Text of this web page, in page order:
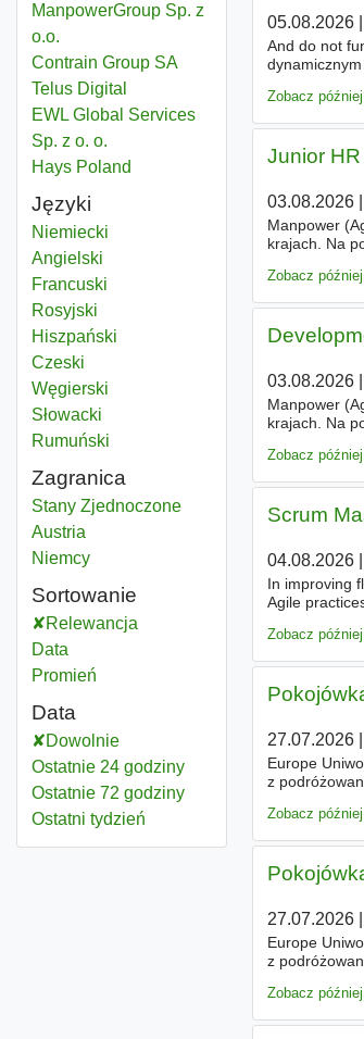
ManpowerGroup Sp. z
o.o.
Contrain Group SA
Telus Digital
EWL Global Services
Sp. z o. o.
Hays Poland
Języki
Niemiecki
Angielski
Francuski
Rosyjski
Hiszpański
Czeski
Węgierski
Słowacki
Rumuński
Zagranica
Pośrednik w obrocie nieruchomościami
Stany Zjednoczone
Pośrednik w obrocie nieruchomościami
Austria
Pośrednik w obrocie nieruchomościami
Niemcy
Sortowanie
Relewancja
Data
Promień
Data
Dowolnie
Ostatnie 24 godziny
Ostatnie 72 godziny
Ostatni tydzień
05.08.2026|
And do not
Zobacz później
Junior
03.08.2026|
Manpower
krajach. Na
Zobacz później
03.08.2026|
Manpower
krajach. Na
Zobacz później
Scrum
04.08.2026|
In improving
Agile
Zobacz później
27.07.2026|
Europe
z
Zobacz później
27.07.2026|
Europe
z
Zobacz później